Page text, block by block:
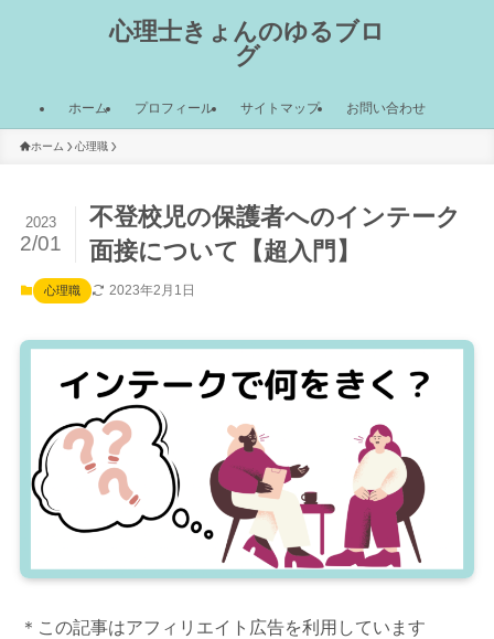
心理士きょんのゆるブロ
グ
ホーム プロフィール サイトマップ お問い合わせ
ホーム 心理職
不登校児の保護者へのインテーク
面接について【超入門】
2023
2/01
心理職 2023年2月1日
＊この記事はアフィリエイト広告を利用しています